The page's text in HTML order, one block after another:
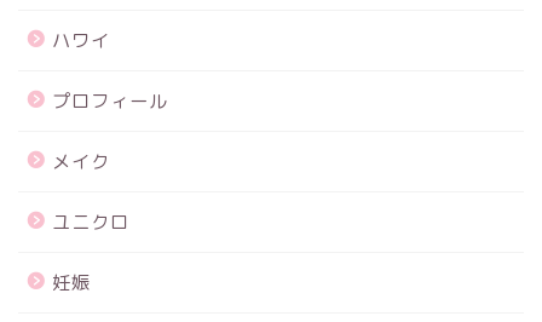
ハワイ
プロフィール
メイク
ユニクロ
妊娠